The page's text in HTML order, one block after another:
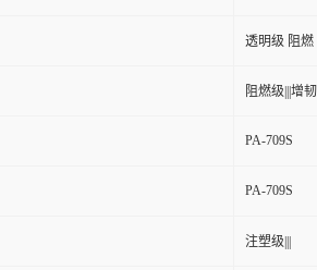
透明级 阻燃
阻燃级|||增韧
PA-709S
PA-709S
注塑级|||